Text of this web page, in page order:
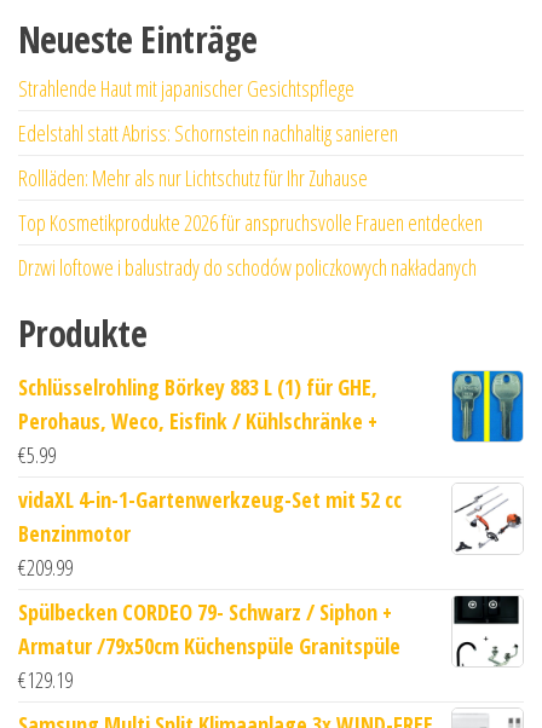
Neueste Einträge
Strahlende Haut mit japanischer Gesichtspflege
Edelstahl statt Abriss: Schornstein nachhaltig sanieren
Rollläden: Mehr als nur Lichtschutz für Ihr Zuhause
Top Kosmetikprodukte 2026 für anspruchsvolle Frauen entdecken
Drzwi loftowe i balustrady do schodów policzkowych nakładanych
Produkte
Schlüsselrohling Börkey 883 L (1) für GHE,
Perohaus, Weco, Eisfink / Kühlschränke +
€5.99
vidaXL 4-in-1-Gartenwerkzeug-Set mit 52 cc
Benzinmotor
€209.99
Spülbecken CORDEO 79- Schwarz / Siphon +
Armatur /79x50cm Küchenspüle Granitspüle
€129.19